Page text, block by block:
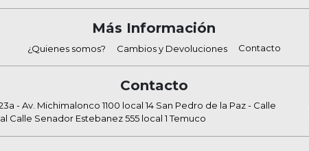
Más Información
¿Quienes somos? Cambios y Devoluciones Contacto
Contacto
- Av. Michimalonco 1100 local 14 San Pedro de la Paz - Calle
Calle Senador Estebanez 555 local 1 Temuco